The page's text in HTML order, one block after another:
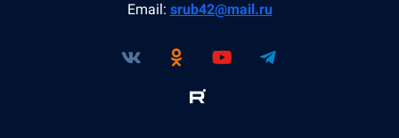
Email: srub42@mail.ru